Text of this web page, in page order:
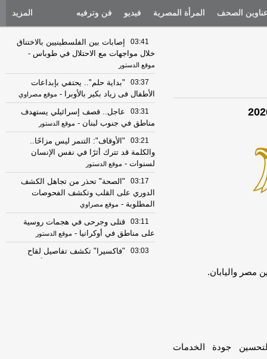
الصحف المرأة المصرية فيديو فن وترفيه المزيد
مصر واليابان.
جودة الخدمات
03:41
إصابات بين الفلسطينيين بالاختناق
خلال مواجهات مع الاحتلال في طوباس -
موقع الدستور
03:37
"بداية حلم".. يحتفي بإبداعات
الأطفال فى زياد بكير بالأوبرا - موقع مصراوي
03:31
عاجل.. قصف إسرائيلي يستهدف
مناطق في جنوب لبنان - موقع الدستور
03:21
"الأوقاف": التنمر ليس مزاحًا..
والكلمة قد تترك أثرًا في نفس الإنسان
لسنوات - موقع الدستور
03:17
"الصحة" تحذر من تجاهل الكشف
الدوري على القلب وتكشف الفحوصات
المطلوبة - موقع مصراوي
03:11
قتلى وجرحى في هجمات روسية
على مناطق في أوكرانيا - موقع الدستور
03:03
"فاكسيرا" تكشف تفاصيل لقاح